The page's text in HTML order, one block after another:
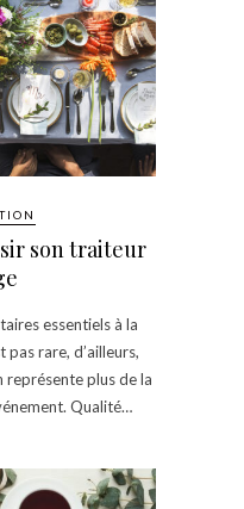
son traiteur
essentiels à la
pas rare, d’ailleurs,
représente plus de la
Qualité…